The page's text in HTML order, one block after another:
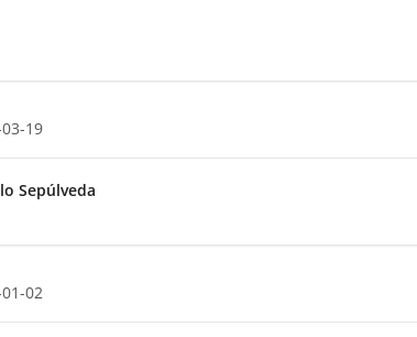
19
Sepúlveda
02